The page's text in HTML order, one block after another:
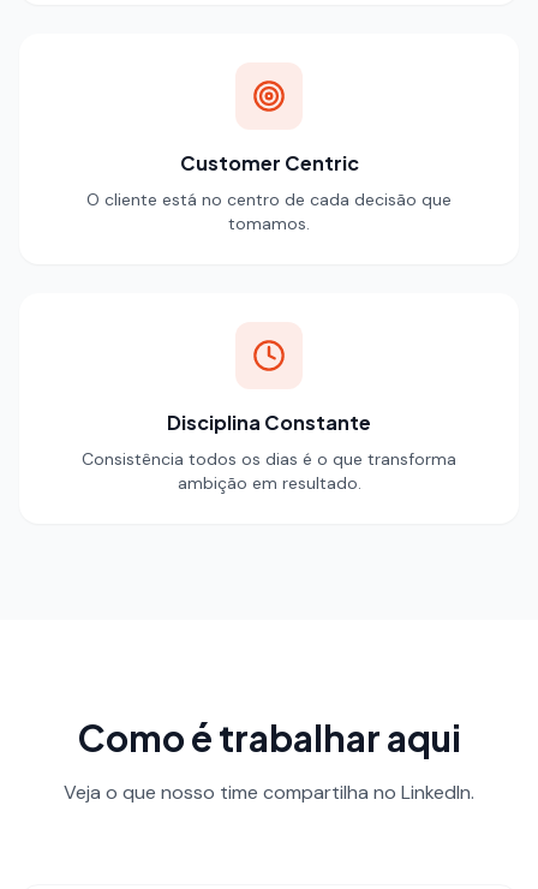
Customer Centric
O cliente está no centro de cada decisão que
tomamos.
Disciplina Constante
Consistência todos os dias é o que transforma
ambição em resultado.
Como é trabalhar aqui
Veja o que nosso time compartilha no LinkedIn.